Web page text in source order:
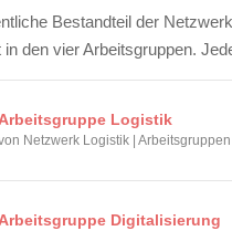
Bestandteil der
in den vier Arbeitsgruppen.
Arbeitsgruppe Logistik
Netzwerk Logistik |Arbeitsgruppen
Arbeitsgruppe Digitalisierung